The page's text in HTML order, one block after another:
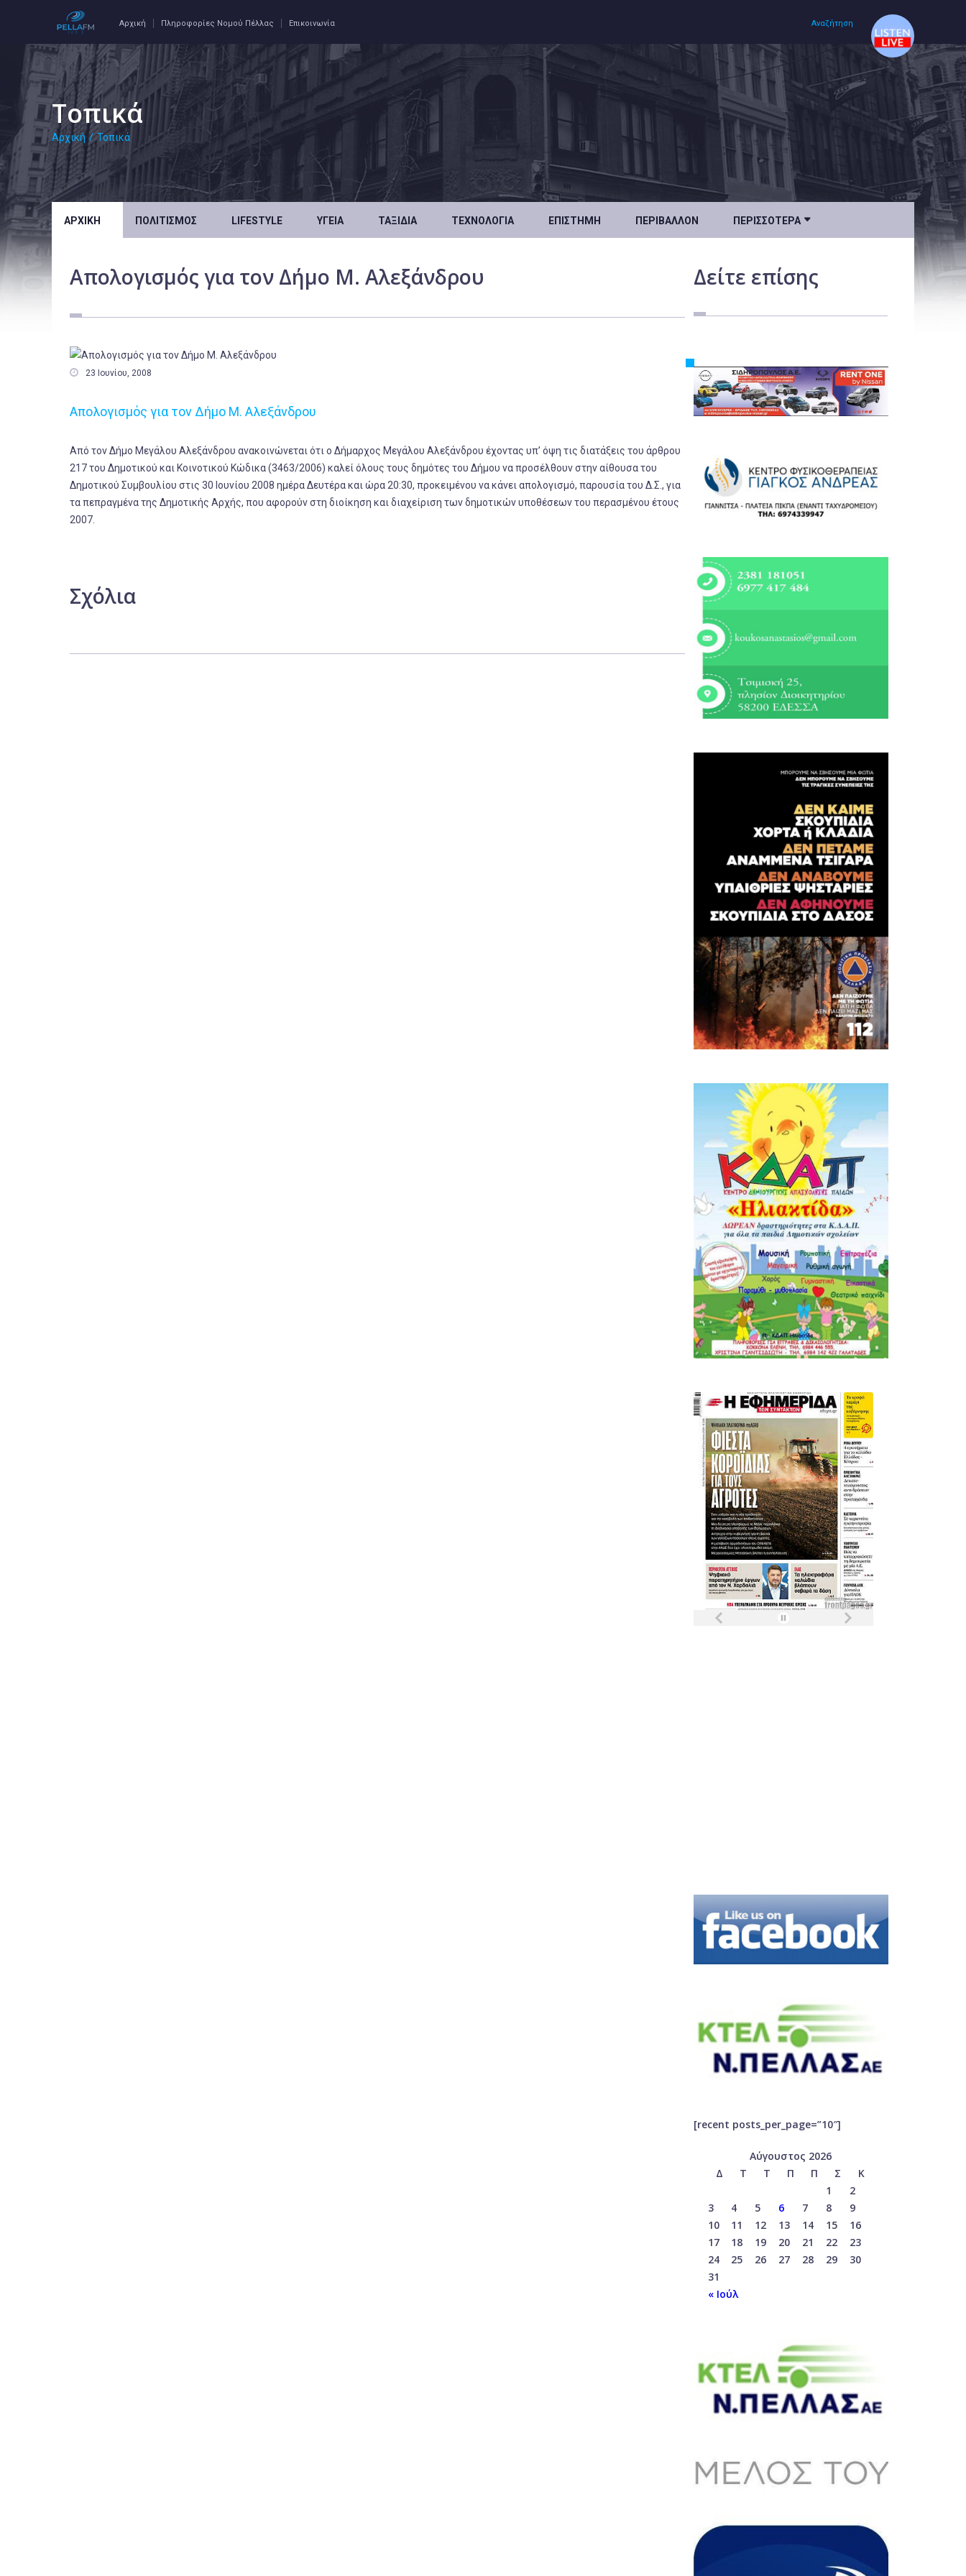
Αρχική Πληροφορίες Νομού Πέλλας Επικοινωνία Αναζήτηση
Τοπικά
Αρχική / Τοπικά
ΑΡΧΙΚΉ ΠΟΛΙΤΙΣΜΌΣ LIFESTYLE ΥΓΕΊΑ ΤΑΞΊΔΙΑ ΤΕΧΝΟΛΟΓΊΑ ΕΠΙΣΤΉΜΗ ΠΕΡΙΒΆΛΛΟΝ ΠΕΡΙΣΣΌΤΕΡΑ 
Απολογισμός για τον Δήμο Μ. Αλεξάνδρου
 23 Ιουνίου, 2008
Απολογισμός για τον Δήμο Μ. Αλεξάνδρου
Από τον Δήμο Μεγάλου Αλεξάνδρου ανακοινώνεται ότι ο Δήμαρχος Μεγάλου Αλεξάνδρου έχοντας υπ’ όψη τις διατάξεις του άρθρου
217 του Δημοτικού και Κοινοτικού Κώδικα (3463/2006) καλεί όλους τους δημότες του Δήμου να προσέλθουν στην αίθουσα του
Δημοτικού Συμβουλίου στις 30 Ιουνίου 2008 ημέρα Δευτέρα και ώρα 20:30, προκειμένου να κάνει απολογισμό, παρουσία του Δ.Σ., για
τα πεπραγμένα της Δημοτικής Αρχής, που αφορούν στη διοίκηση και διαχείριση των δημοτικών υποθέσεων του περασμένου έτους
2007.
Σχόλια
Δείτε επίσης
[recent posts_per_page=”10″]
Αύγουστος 2026
Δ
Τ Τ Π Π Σ
Κ
1
2
3
4 5 6 7 8
9
10
11 12 13 14 15
16
17
18 19 20 21 22
23
24
25 26 27 28 29
30
31
« Ιούλ
Αρχική
Πολιτισμός
Υγεία
Ταξίδια
Επιστήμη
Περιβάλλον
Κόσμος
Τοπικά
Πολιτική
Αθλητικά